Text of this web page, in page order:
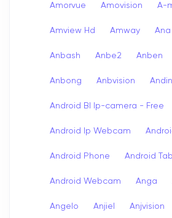
Amorvue Amovision A-
Amview Hd Amway Ana
Anbash Anbe2 Anben
Anbong Anbvision Andin
Android Bl Ip-camera - Free
Android Ip Webcam
Android Phone Android
Android Webcam Anga
Angelo Anjiel Anjvision